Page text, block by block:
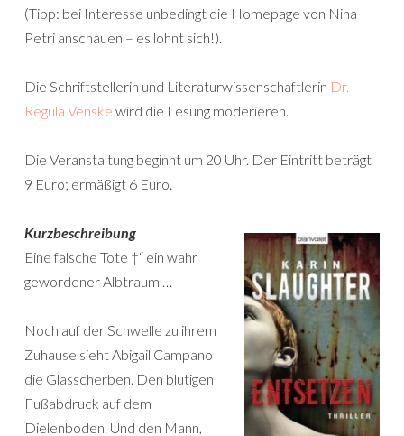
(Tipp: bei Interesse unbedingt die Homepage von Nina
Petri anschauen – es lohnt sich!).
Die Schriftstellerin und Literaturwissenschaftlerin Dr.
Regula Venske wird die Lesung moderieren.
Die Veranstaltung beginnt um 20 Uhr. Der Eintritt beträgt
9 Euro; ermäßigt 6 Euro.
Kurzbeschreibung
Eine falsche Tote †“ ein wahr
gewordener Albtraum …
Noch auf der Schwelle zu ihrem
Zuhause sieht Abigail Campano
die Glasscherben. Den blutigen
Fußabdruck auf dem
Dielenboden. Und den Mann,